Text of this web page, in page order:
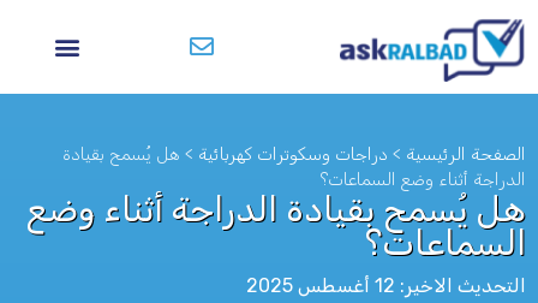
الصفحة الرئيسية > دراجات وسكوترات كهربائية > هل يُسمح بقيادة
الدراجة أثناء وضع السماعات؟
هل يُسمح بقيادة الدراجة أثناء وضع
السماعات؟
التحديث الاخير: 12 أغسطس 2025